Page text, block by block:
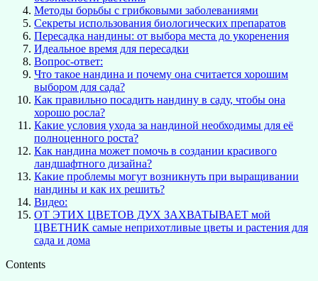
Методы борьбы с грибковыми заболеваниями
Секреты использования биологических препаратов
Пересадка нандины: от выбора места до укоренения
Идеальное время для пересадки
Вопрос-ответ:
Что такое нандина и почему она считается хорошим
выбором для сада?
Как правильно посадить нандину в саду, чтобы она
хорошо росла?
Какие условия ухода за нандиной необходимы для её
полноценного роста?
Как нандина может помочь в создании красивого
ландшафтного дизайна?
Какие проблемы могут возникнуть при выращивании
нандины и как их решить?
Видео:
ОТ ЭТИХ ЦВЕТОВ ДУХ ЗАХВАТЫВАЕТ мой
ЦВЕТНИК самые неприхотливые цветы и растения для
сада и дома
Contents